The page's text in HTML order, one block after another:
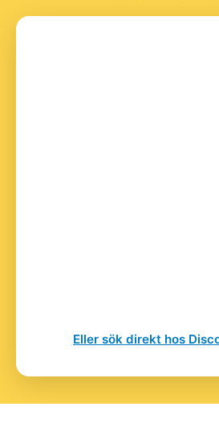
Eller sök direkt hos